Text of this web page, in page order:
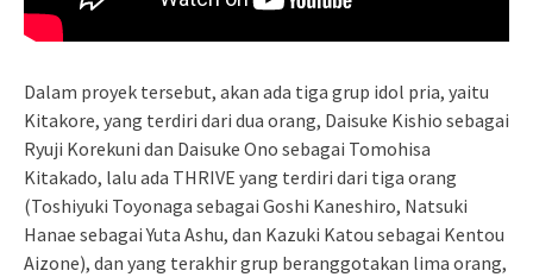
Dalam proyek tersebut, akan ada tiga grup idol pria, yaitu
Kitakore, yang terdiri dari dua orang, Daisuke Kishio sebagai
Ryuji Korekuni dan Daisuke Ono sebagai Tomohisa
Kitakado, lalu ada THRIVE yang terdiri dari tiga orang
(Toshiyuki Toyonaga sebagai Goshi Kaneshiro, Natsuki
Hanae sebagai Yuta Ashu, dan Kazuki Katou sebagai Kentou
Aizone), dan yang terakhir grup beranggotakan lima orang,